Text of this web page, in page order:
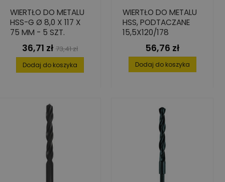
WIERTŁO DO METALU
HSS-G Ø 8,0 X 117 X
75 MM - 5 SZT.
Cena
36,71 zł Cena
podstawowa
73,41 zł
Dodaj do koszyka
WIERTŁO DO METALU
HSS, PODTACZANE
15,5X120/178
Cena
56,76 zł
Dodaj do koszyka